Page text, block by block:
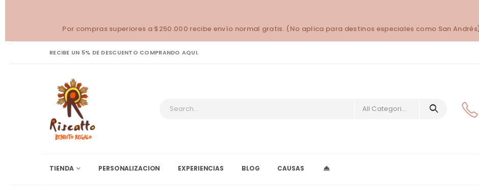
Por compras superiores a $250.000 recibe envío normal gratis. (No aplica para destinos especiales como San
RECIBE UN 5% DE DESCUENTO COMPRANDO AQUI.
All Categories
TIENDA PERSONALIZACION EXPERIENCIAS BLOG CAUSAS